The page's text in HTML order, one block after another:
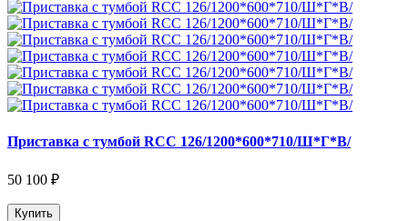
Приставка с тумбой RCC 126/1200*600*710/Ш*Г*В/
50 100 ₽
Купить